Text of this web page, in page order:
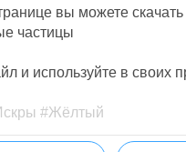
вы можете
частицы
и используйте в своих
#Жёлтый